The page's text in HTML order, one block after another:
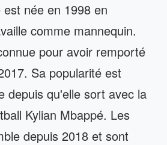
est née en 1998 en
comme mannequin.
pour avoir remporté
Sa popularité est
depuis qu'elle sort avec la
Kylian Mbappé. Les
depuis 2018 et sont